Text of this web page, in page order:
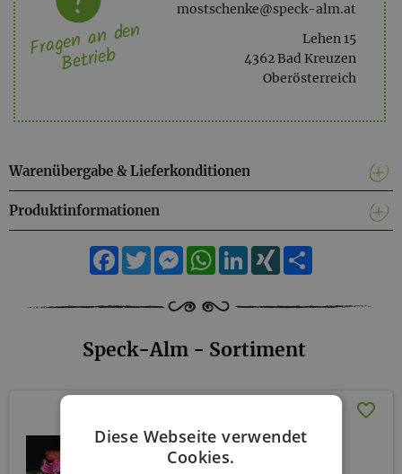
mostschenke@speck-alm.at
Lehen 15
4362 Bad Kreuzen
Oberösterreich
Fragen an den
Betrieb
Warenübergabe & Lieferkonditionen
Produktinformationen
Facebook
TwitterMessengerWhatsApp
LinkedIn
XING
Speck-Alm - Sortiment
Speck-Alm
Diese Webseite verwendet
Cookies.